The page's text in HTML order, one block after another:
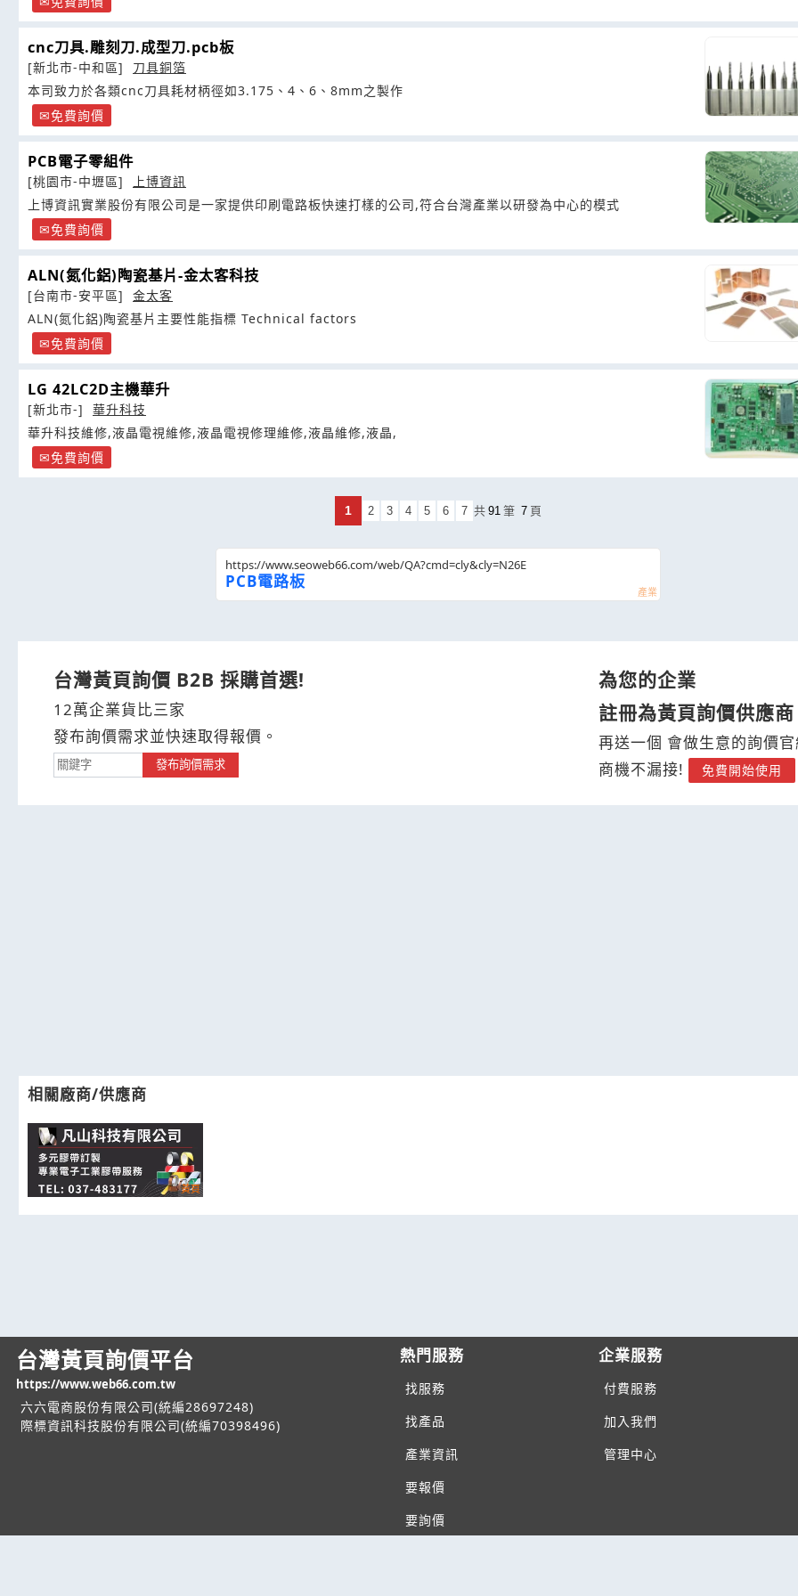
cnc刀具.雕刻刀.成型刀.pcb板
[新北市-中和區]
刀具銅箔
本司致力於各類cnc刀具耗材柄徑如3.175、4、6、8mm之製作
免費詢價
PCB電子零組件
[桃園市-中壢區]
上博資訊
上博資訊實業股份有限公司是一家提供印刷電路板快速打樣的公司,符合台灣產業以研發為中心的模式
免費詢價
ALN(氮化鋁)陶瓷基片-金太客科技
[台南市-安平區]
金太客
ALN(氮化鋁)陶瓷基片主要性能指標 Technical factors
免費詢價
LG 42LC2D主機華升
[新北市-]
華升科技
華升科技維修,液晶電視維修,液晶電視修理維修,液晶維修,液晶,
免費詢價
1 2 3 4 5 6 7 共 91 筆 7 頁
https://www.seoweb66.com/web/QA?cmd=cly&cly=N26E
PCB電路板
台灣黃頁詢價 B2B 採購首選!
12萬企業貨比三家
發布詢價需求並快速取得報價。
發布詢價需求
為您的企業
註冊為黃頁詢價供應商
再送一個 會做生意的詢價
商機不漏接!
免費開始使用
相關廠商/供應商
台灣黃頁詢價平台
https://www.web66.com.tw
六六電商股份有限公司(統編28697248)
際標資訊科技股份有限公司(統編70398496)
熱門服務
找服務
找產品
產業資訊
要報價
要詢價
企業服務
付費服務
加入我們
管理中心